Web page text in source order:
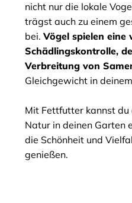
nicht nur die lokale
trägst auch zu einem
bei. Vögel spielen eine
Schädlingskontrolle,
Verbreitung von
Gleichgewicht in
Mit Fettfutter kannst du
Natur in deinen Garten
die Schönheit und
genießen.